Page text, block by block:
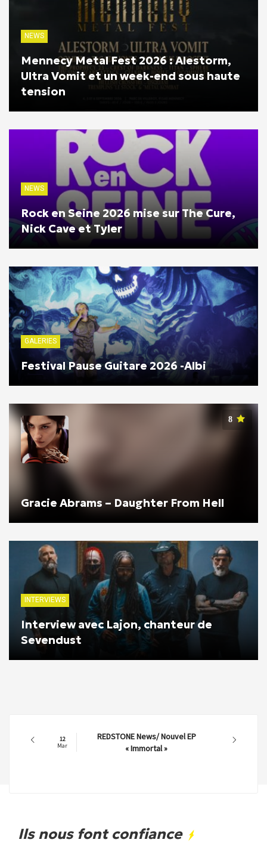
NEWS
Mennecy Metal Fest 2026 : Alestorm,
Ultra Vomit et un week-end sous haute
tension
NEWS
Rock en Seine 2026 mise sur The Cure,
Nick Cave et Tyler
GALERIES
Festival Pause Guitare 2026 -Albi
8
Gracie Abrams – Daughter From Hell
INTERVIEWS
Interview avec Lajon, chanteur de
Sevendust
12
Mar
REDSTONE News/ Nouvel EP
« Immortal »
Ils nous font confiance